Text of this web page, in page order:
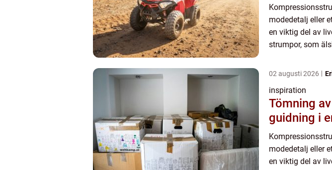
modedetalj eller
en viktig del av
strumpor, som
02 augusti 2026
inspiration
Tömning
guidning i
modedetalj eller
en viktig del av